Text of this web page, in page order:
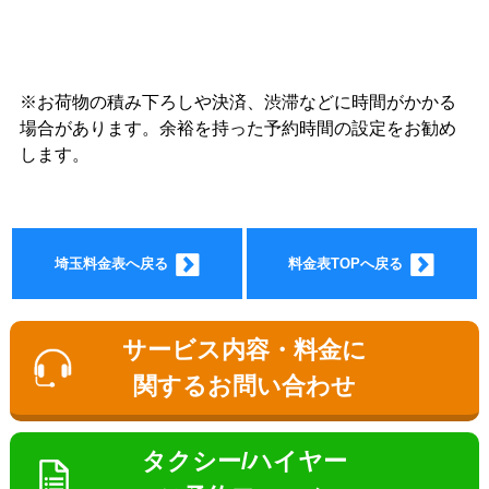
ョン料
金
※お荷物の積み下ろしや決済、渋滞などに時間がかかる
場合があります。余裕を持った予約時間の設定をお勧め
します。
埼玉料金表へ戻る 料金表TOPへ戻る
サービス内容・料金に
関するお問い合わせ
タクシー/ハイヤー